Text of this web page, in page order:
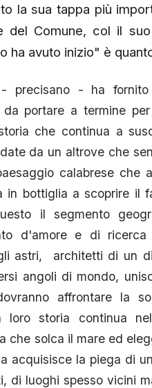
la sua tappa più
del Comune, col il
ha avuto inizio" è
- precisano - ha
da portare a termine
che continua a
da un altrove che
calabrese che
in bottiglia a scoprire il
il segmento
d'amore e di
astri, architetti di un
angoli di mondo,
affrontare la
loro storia continua
che solca il mare ed
acquisisce la piega di
di luoghi spesso vicini